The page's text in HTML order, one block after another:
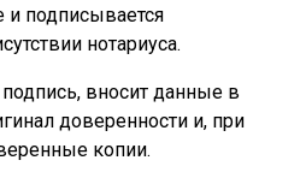
подписывается
нотариуса.
подпись, вносит данные в
доверенности и, при
копии.